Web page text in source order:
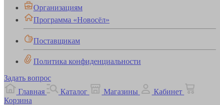
Организациям
Программа «Новосёл»
Поставщикам
Политика конфиденциальности
Задать вопрос
Главная
Каталог Магазины
Кабинет
Корзина